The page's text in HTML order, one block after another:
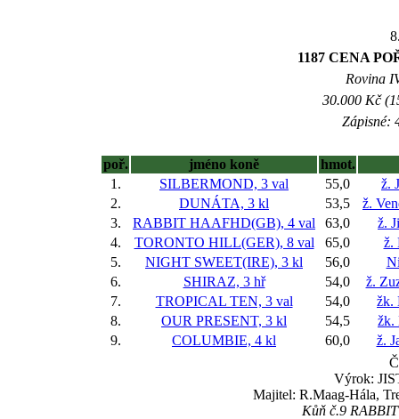
1187 CENA
Rovina
30.000 Kč
Zápisné:
poř. jméno koně
hmot.
1.
SILBERMOND, 3 val 55,0
ž.
2.
DUNÁTA, 3 kl 53,5
ž.
3.
RABBIT HAAFHD(GB), 4 val 63,0
ž.
4.
TORONTO HILL(GER), 8 val 65,0
ž.
5.
NIGHT SWEET(IRE), 3 kl 56,0
6.
SHIRAZ, 3 hř 54,0
ž.
7.
TROPICAL TEN, 3 val 54,0
žk.
8.
OUR PRESENT, 3 kl 54,5
žk.
9.
COLUMBIE, 4 kl 60,0
ž.
Výrok:
Majitel: R.Maag-Hála,
Kůň č.9